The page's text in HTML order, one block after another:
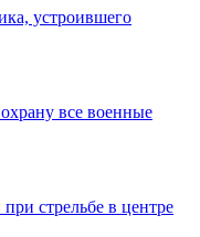
устроившего
все военные
стрельбе в центре